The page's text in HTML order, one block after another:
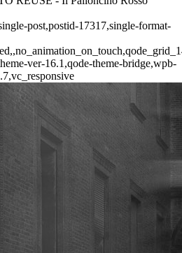
post,postid-17317,single-format-
ver-16.1,qode-theme-bridge,wpb-